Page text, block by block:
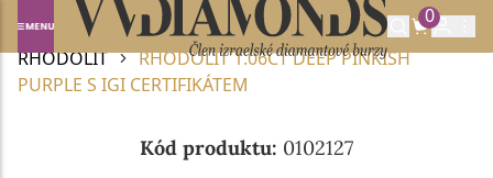
0
Domů
DRAHOKAMY A POLODRAHOKAMY
RHODOLIT
RHODOLIT 1.06CT DEEP PINKISH
PURPLE S IGI CERTIFIKÁTEM
Kód produktu: 0102127